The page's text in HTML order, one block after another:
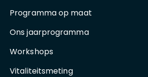
Programma op maat
Ons jaarprogramma
Workshops
Vitaliteitsmeting